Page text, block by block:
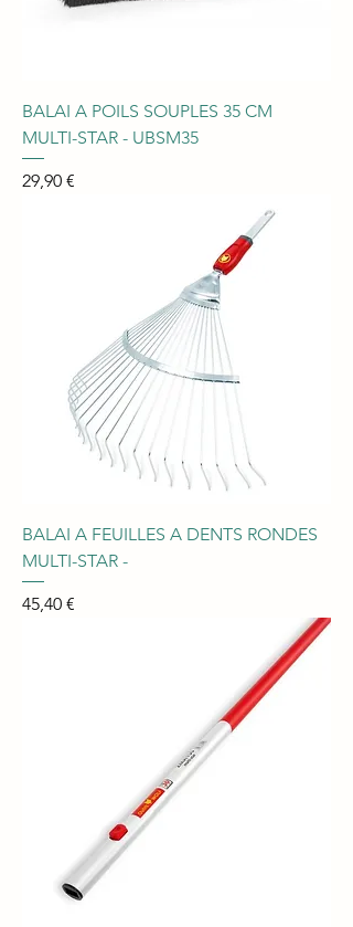
BALAI A POILS SOUPLES 35 CM
MULTI-STAR - UBSM35
Prix
29,90 €
BALAI A FEUILLES A DENTS RONDES
MULTI-STAR -
Prix
45,40 €